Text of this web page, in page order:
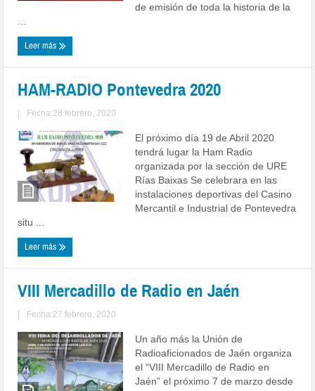
de emisión de toda la historia de la
Leer más
HAM-RADIO Pontevedra 2020
| Fecha:28 febrero, 2020
El próximo día 19 de Abril 2020
tendrá lugar la Ham Radio
organizada por la sección de URE
Rías Baixas Se celebrara en las
instalaciones deportivas del Casino
Mercantil e Industrial de Pontevedra
situ ...
Leer más
VIII Mercadillo de Radio en Jaén
| Fecha:27 febrero, 2020
Un año más la Unión de
Radioaficionados de Jaén organiza
el “VIII Mercadillo de Radio en
Jaén” el próximo 7 de marzo desde